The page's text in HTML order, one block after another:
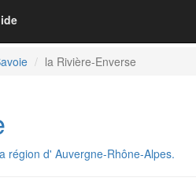
la Rivière-Enverse
région d' Auvergne-Rhône-Alpes.